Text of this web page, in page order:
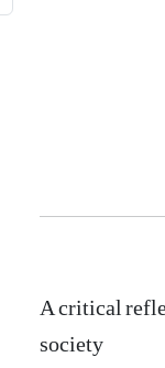
A critical
society